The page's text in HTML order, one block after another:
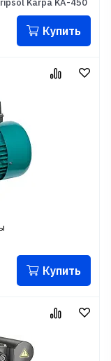
Karpa KA-450
Купить
Купить